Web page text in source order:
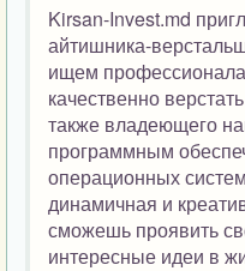
Kirsan-Invest.md
айтишника-
ищем
качественно
также владеющего
программным
операционных
динамичная и
сможешь проявить
интересные идеи в